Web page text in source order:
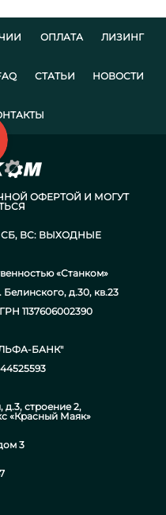
ОПЛАТА ЛИЗИНГ
СТАТЬИ НОВОСТИ
ОФЕРТОЙ И МОГУТ
СБ, ВС: ВЫХОДНЫЕ
«Станком»
Белинского, д.30, кв.23
1137606002390
БАНК"
д.3, строение 2,
«Красный Маяк»
3